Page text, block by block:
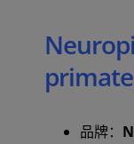
品牌：